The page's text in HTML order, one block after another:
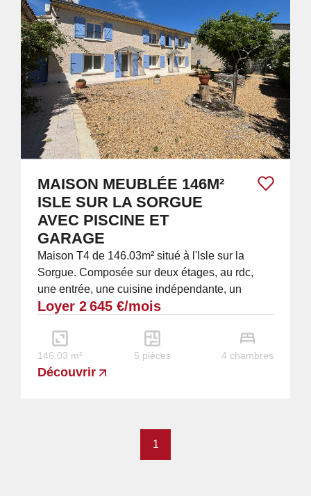
MAISON MEUBLÉE 146M²
ISLE SUR LA SORGUE
AVEC PISCINE ET
GARAGE
Maison T4 de 146.03m² situé à l'Isle sur la
Sorgue. Composée sur deux étages, au rdc,
une entrée, une cuisine indépendante, un
salon, une salle d'eau et des WC séparés. A
Loyer 2 645 €/mois
146.03 m² 5 pièces 4 chambres
Découvrir
1